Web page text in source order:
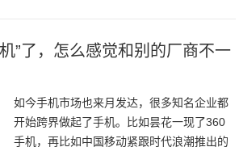
”了，怎么感觉和别的厂商不一
如今手机市场也来月发达，很多知名企业都
开始跨界做起了手机。比如昙花一现了360
手机，再比如中国移动紧跟时代浪潮推出的